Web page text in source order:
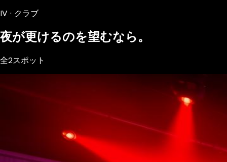
IV · クラブ
夜が更けるのを望むなら。
全2スポット